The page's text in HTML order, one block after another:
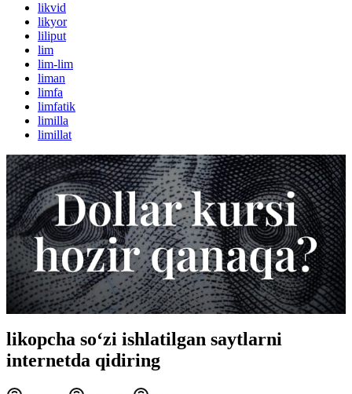
likvid
likyor
liliput
lim
lim-lim
liman
limfa
limfatik
limilla
limillat
likopcha so‘zi ishlatilgan saytlarni
internetda qidiring